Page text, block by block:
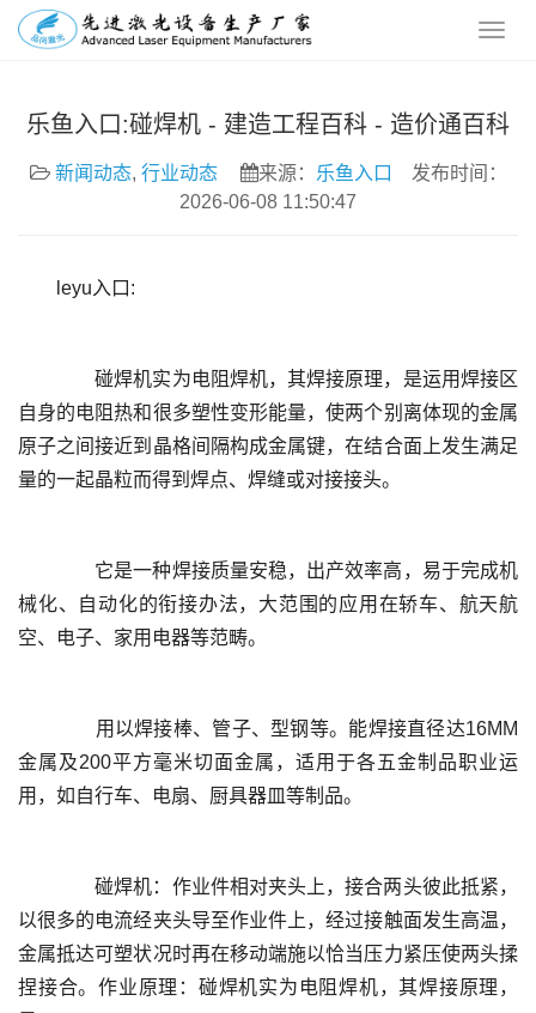
乐鱼入口:碰焊机 - 建造工程百科 - 造价通百科
新闻动态, 行业动态 来源： 乐鱼入口
发布时间：
2026-06-08 11:50:47
leyu入口:
自身的电阻热和很多塑性变形能量，使两个别离体现的金属
原子之间接近到晶格间隔构成金属键，在结合面上发生满足
械化、自动化的衔接办法，大范围的应用在轿车、航天航
金属及200平方毫米切面金属，适用于各五金制品职业运
以很多的电流经夹头导至作业件上，经过接触面发生高温，
金属抵达可塑状况时再在移动端施以恰当压力紧压使两头揉
捏接合。作业原理：碰焊机实为电阻焊机，其焊接原理，